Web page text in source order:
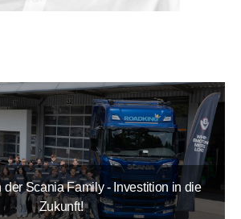
der Scania Family - Investition in die
Zukunft!